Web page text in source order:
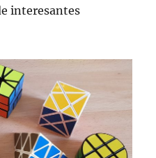
interesantes